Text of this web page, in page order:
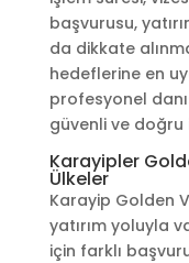
başvurusu,
da dikkate
hedeflerine en
profesyonel
güvenli ve doğru
Karayipler
Ülkeler
Karayip Golden
yatırım yoluyla
için farklı